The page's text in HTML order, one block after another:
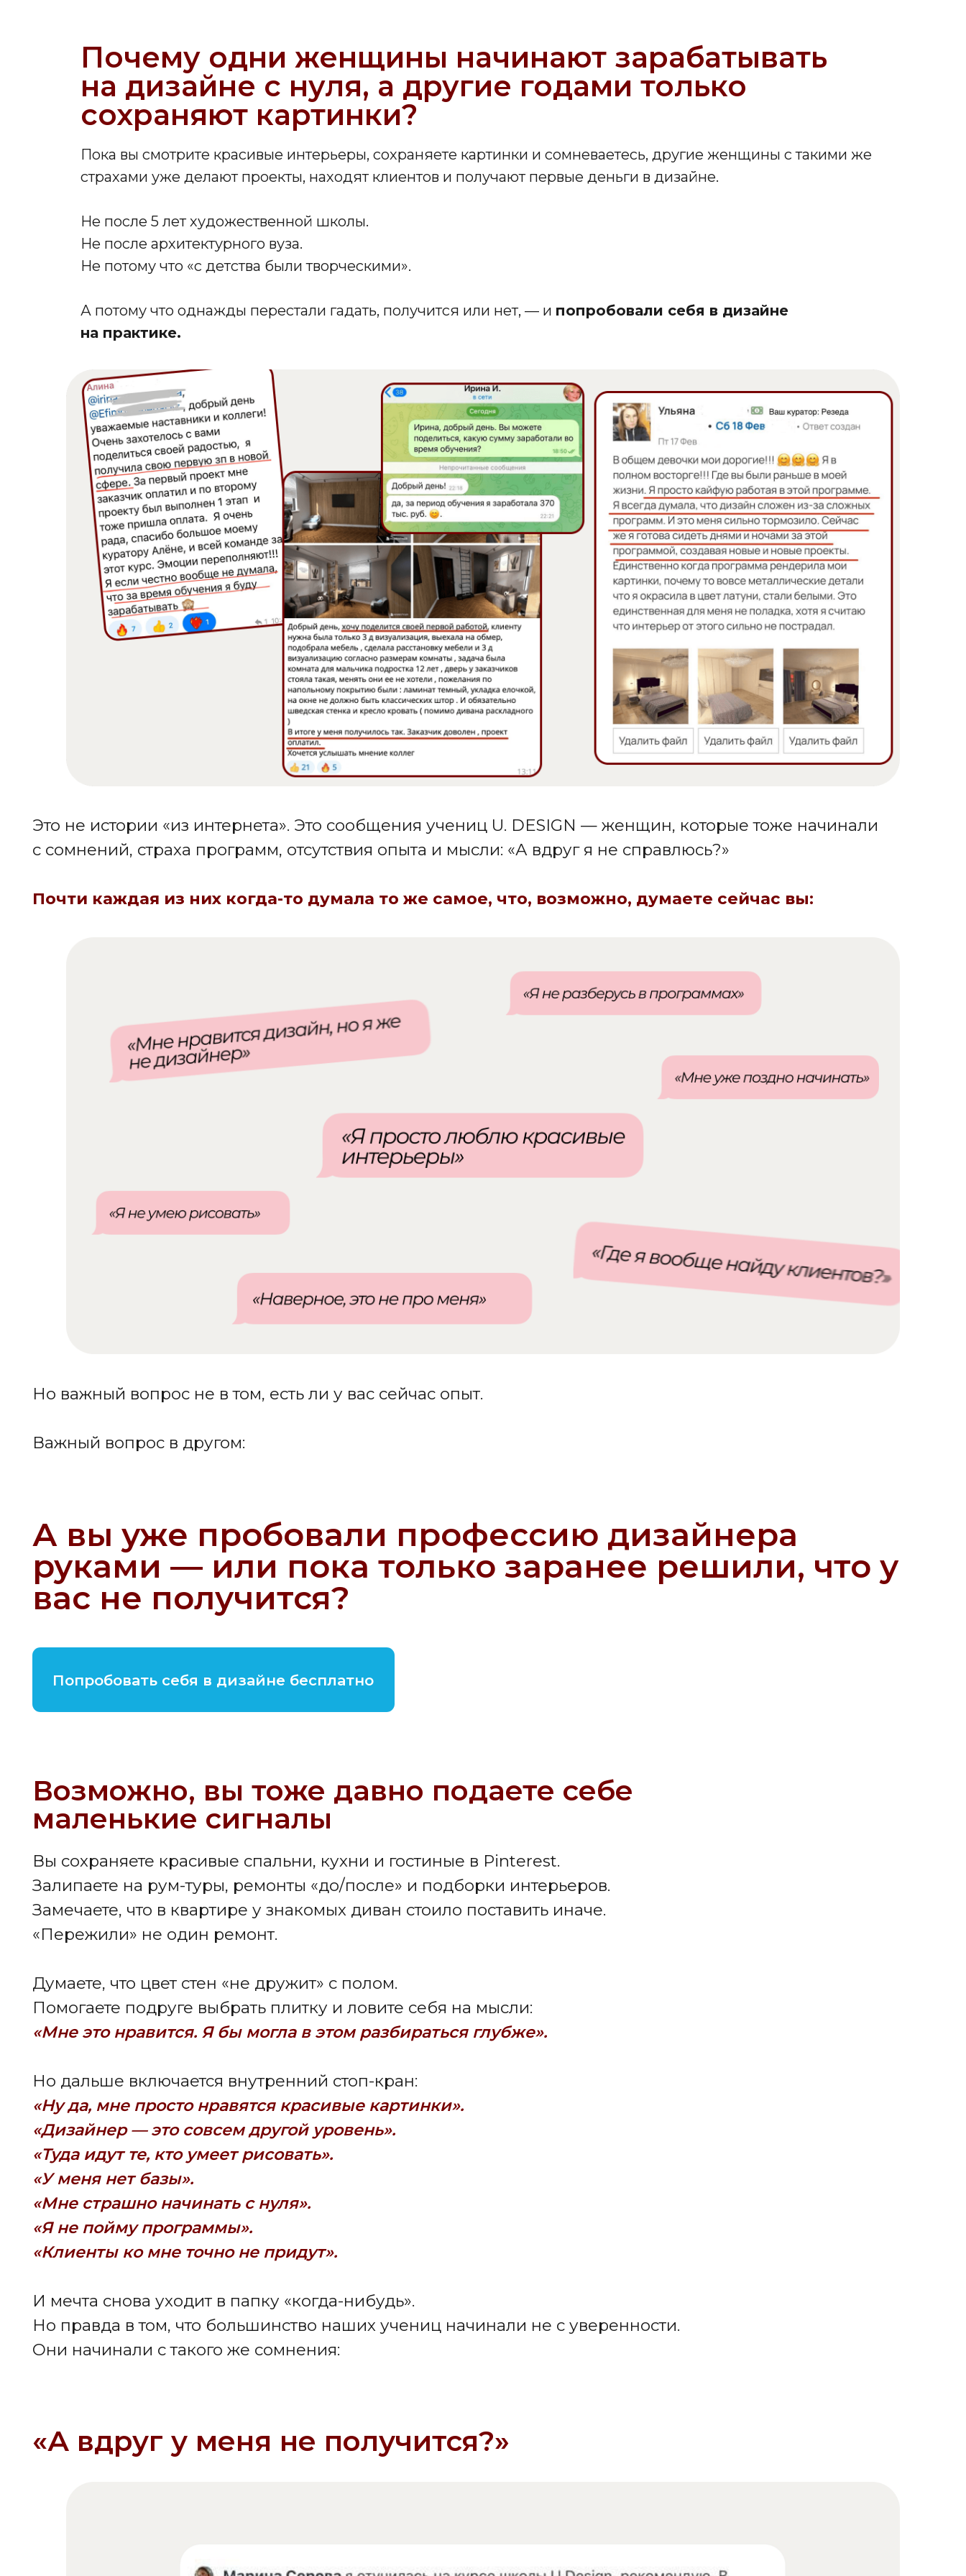
Почему одни женщины начинают зарабатывать
на дизайне с нуля, а другие годами только
сохраняют картинки?
Пока вы смотрите красивые интерьеры, сохраняете картинки и сомневаетесь, другие женщины с такими же
страхами уже делают проекты, находят клиентов и получают первые деньги в дизайне.
Не после 5 лет художественной школы.
Не после архитектурного вуза.
Не потому что «с детства были творческими».
А потому что однажды перестали гадать, получится или нет, — и попробовали себя в дизайне
на практике.
Это не истории «из интернета». Это сообщения учениц U. DESIGN — женщин, которые тоже начинали
с сомнений, страха программ, отсутствия опыта и мысли: «А вдруг я не справлюсь?»
руками — или пока только заранее решили, что у
вас не получится?
Возможно, вы тоже давно подаете себе
маленькие сигналы
Залипаете на рум-туры, ремонты «до/после» и подборки интерьеров.
Замечаете, что в квартире у знакомых диван стоило поставить иначе.
Помогаете подруге выбрать плитку и ловите себя на мысли:
«Мне это нравится. Я бы могла в этом разбираться глубже».
Но дальше включается внутренний стоп-кран:
«Ну да, мне просто нравятся красивые картинки».
«Дизайнер — это совсем другой уровень».
«Туда идут те, кто умеет рисовать».
«У меня нет базы».
«Я не пойму программы».
«Клиенты ко мне точно не придут».
Но правда в том, что большинство наших учениц начинали не с уверенности.
Они начинали с такого же сомнения:
«А вдруг у меня не получится?»